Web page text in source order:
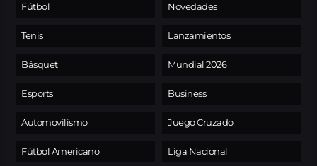
Fútbol
Tenis
Básquet
Esports
Automovilismo
Fútbol Americano
Novedades
Lanzamientos
Mundial 2026
Business
Juego Cruzado
Liga Nacional